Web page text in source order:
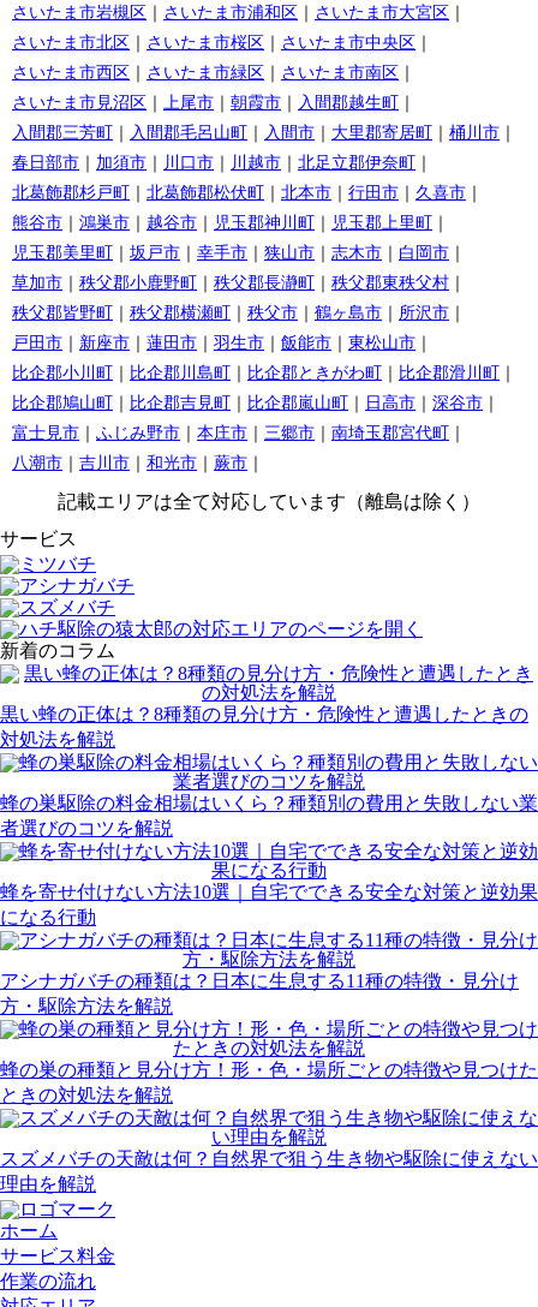
さいたま市岩槻区 さいたま市浦和区
さいたま市大宮区
さいたま市北区
さいたま市桜区
さいたま市中央区
さいたま市西区
さいたま市緑区
さいたま市南区
さいたま市見沼区
上尾市 朝霞市
入間郡越生町
入間郡三芳町
入間郡毛呂山町 入間市 大里郡寄居町
桶川市
春日部市
加須市 川口市 川越市
北足立郡伊奈町
北葛飾郡杉戸町
北葛飾郡松伏町 北本市 行田市
久喜市
熊谷市
鴻巣市 越谷市 児玉郡神川町
児玉郡上里町
児玉郡美里町
坂戸市 幸手市 狭山市 志木市
白岡市
草加市
秩父郡小鹿野町 秩父郡長瀞町
秩父郡東秩父村
秩父郡皆野町
秩父郡横瀬町 秩父市 鶴ヶ島市
所沢市
戸田市
新座市 蓮田市 羽生市 飯能市
東松山市
比企郡小川町
比企郡川島町 比企郡ときがわ町
比企郡滑川町
比企郡鳩山町
比企郡吉見町 比企郡嵐山町 日高市
深谷市
富士見市
ふじみ野市 本庄市 三郷市
南埼玉郡宮代町
八潮市
吉川市 和光市 蕨市
記載エリアは全て対応しています（離島は除く）
サービス
新着のコラム
黒い蜂の正体は？8種類の見分け方・危険性と遭遇したときの
対処法を解説
蜂の巣駆除の料金相場はいくら？種類別の費用と失敗しない業
者選びのコツを解説
蜂を寄せ付けない方法10選｜自宅でできる安全な対策と逆効果
になる行動
アシナガバチの種類は？日本に生息する11種の特徴・見分け
方・駆除方法を解説
蜂の巣の種類と見分け方！形・色・場所ごとの特徴や見つけた
ときの対処法を解説
スズメバチの天敵は何？自然界で狙う生き物や駆除に使えない
理由を解説
ホーム
サービス料金
作業の流れ